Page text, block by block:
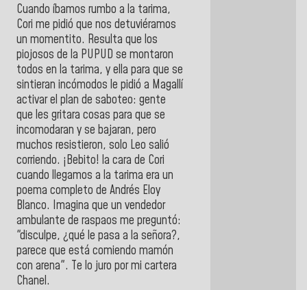
Cuando íbamos rumbo a la tarima,
Cori me pidió que nos detuviéramos
un momentito. Resulta que los
piojosos de la PUPUD se montaron
todos en la tarima, y ella para que se
sintieran incómodos le pidió a Magallí
activar el plan de saboteo: gente
que les gritara cosas para que se
incomodaran y se bajaran, pero
muchos resistieron, solo Leo salió
corriendo. ¡Bebito! la cara de Cori
cuando llegamos a la tarima era un
poema completo de Andrés Eloy
Blanco. Imagina que un vendedor
ambulante de raspaos me preguntó:
"disculpe, ¿qué le pasa a la señora?,
parece que está comiendo mamón
con arena". Te lo juro por mi cartera
Chanel.